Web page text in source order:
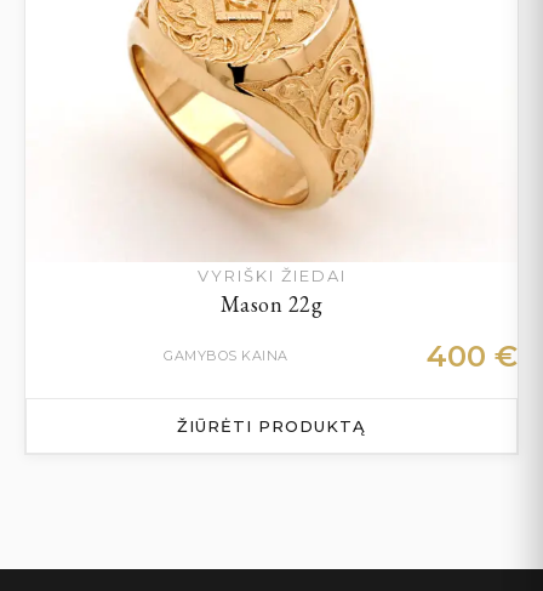
VYRIŠKI ŽIEDAI
Mason 22g
GAMYBOS KAINA 400 €
ŽIŪRĖTI PRODUKTĄ